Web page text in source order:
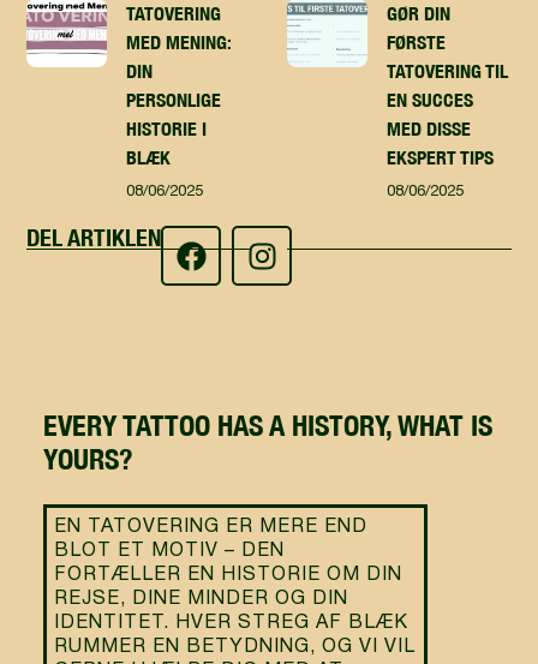
TATOVERING
MED MENING:
DIN
PERSONLIGE
HISTORIE I
BLÆK
08/06/2025
GØR DIN
FØRSTE
TATOVERING TIL
EN SUCCES
MED DISSE
EKSPERT TIPS
08/06/2025
DEL ARTIKLEN
EVERY TATTOO HAS A HISTORY, WHAT IS
YOURS?
EN TATOVERING ER MERE END
BLOT ET MOTIV – DEN
FORTÆLLER EN HISTORIE OM DIN
REJSE, DINE MINDER OG DIN
IDENTITET. HVER STREG AF BLÆK
RUMMER EN BETYDNING, OG VI VIL